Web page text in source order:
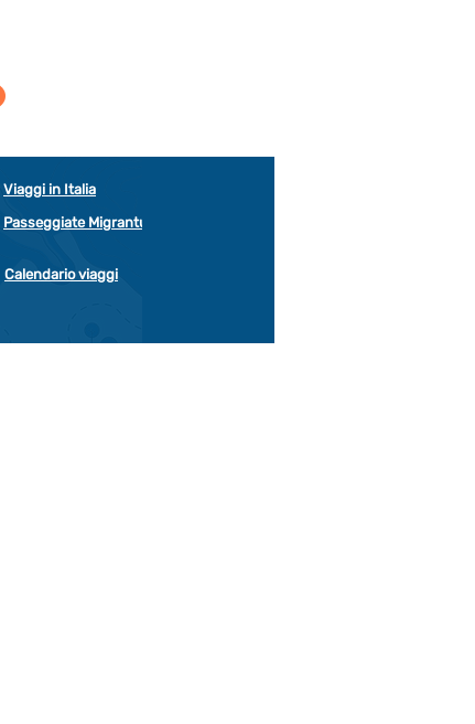
Viaggi in Italia
Passeggiate Migrantur
Calendario viaggi